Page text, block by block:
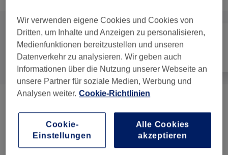
Alle Haarentfernung
Diodenlaser
(34)
Wir verwenden eigene Cookies und Cookies von
Dritten, um Inhalte und Anzeigen zu personalisieren,
Medienfunktionen bereitzustellen und unseren
Datenverkehr zu analysieren. Wir geben auch
Informationen über die Nutzung unserer Webseite an
unsere Partner für soziale Medien, Werbung und
Analysen weiter. Cookie-Richtlinien
Cookie-
Einstellungen
Alle Cookies
akzeptieren